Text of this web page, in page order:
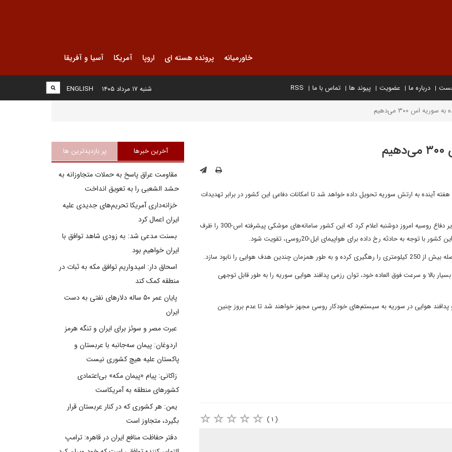
خاورمیانه پرونده هسته ای اروپا آمریکا آسیا و آفریقا
درباره ما عضویت پیوند ها تماس با ما RSS
ENGLISH شنبه ۱۷ مرداد ۱۴۰۵
اس ۳۰۰ می‌دهیم
اعلام کرد، سامانه‌های موشکی «اس-۳۰۰» ظرف دو هفته آینده به ارتش سوریه تحویل داده خواهد شد تا امکانات دفاعی این کشور در برابر تهدیدات
به گزارش تسنیم به نقل از خبرگزاری «نووستی»، "سرگئی شایگو" وزیر دفاع روسیه امروز دوشنبه اعلام کرد که این کشور سامانه‌های موشکی پیشرفته اس-300 را ظرف
به حادثه رخ داده برای هواپیمای ایل-20روسی، تقویت شود.
را نابود سازد.
بالا و سرعت فوق العاده خود، توان رزمی پدافند هوایی سوریه را به طور قابل توجهی
هوایی در سوریه به سیستم‌های خودکار روسی مجهز خواهند شد تا عدم بروز چنین
( ۱ )
آخرین خبرها پر بازدیدترین ها
مقاومت عراق پاسخ به حملات متجاوزانه به
حشد الشعبی را به تعویق انداخت
خزانه‌داری آمریکا تحریم‌های جدیدی علیه
ایران اعمال کرد
بسنت مدعی شد: به زودی شاهد توافق با
ایران خواهیم بود
اسحاق دار: امیدواریم توافق مکه به ثبات در
منطقه کمک کند
پایان عمر ۵۰ ساله دلارهای نفتی به دست
ایران
عبرت مصر و سوئز برای ایران و تنگه هرمز
اردوغان: پیمان سه‌جانبه با عربستان و
پاکستان علیه هیچ کشوری نیست
زاکانی: پیام «پیمان مکه» بی‌اعتمادی
کشورهای منطقه به آمریکاست
یمن: هر کشوری که در کنار عربستان قرار
بگیرد، متجاوز است
دفتر حفاظت منافع ایران در قاهره: ترامپ